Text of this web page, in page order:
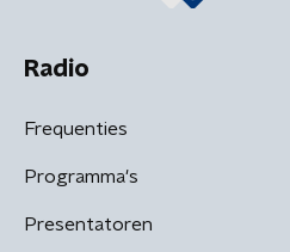
Radio
Frequenties
Programma's
Presentatoren